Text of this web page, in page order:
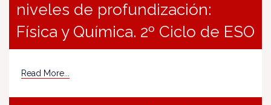
niveles de profundización:
Física y Química. 2º Ciclo de ESO
Read More...